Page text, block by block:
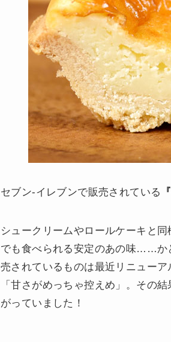
セブン-イレブンで販売されている
シュークリームやロールケーキと
でも食べられる安定のあの味……か
売されているものは最近リニュー
「甘さがめっちゃ控えめ」。その
がっていました！